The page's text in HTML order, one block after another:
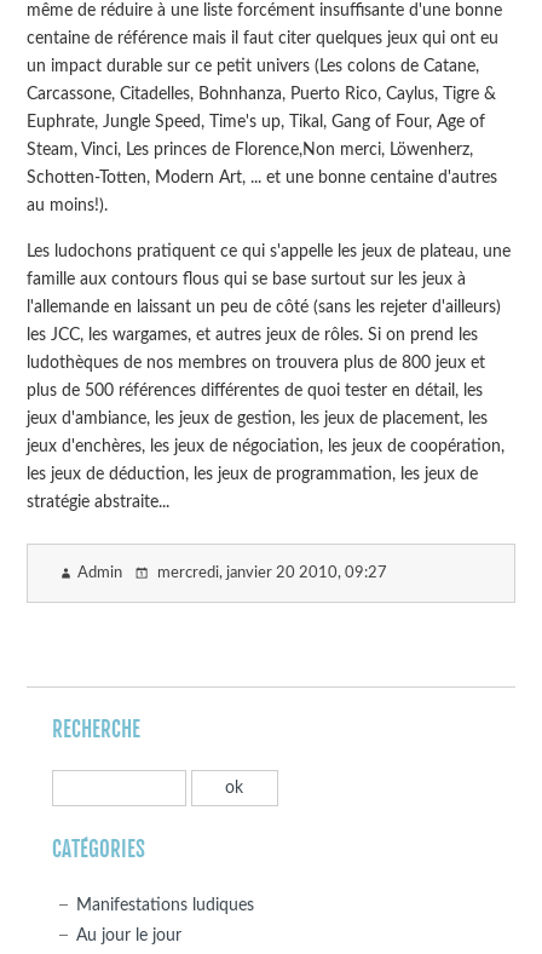
même de réduire à une liste forcément insuffisante d'une bonne
centaine de référence mais il faut citer quelques jeux qui ont eu
un impact durable sur ce petit univers (Les colons de Catane,
Carcassone, Citadelles, Bohnhanza, Puerto Rico, Caylus, Tigre &
Euphrate, Jungle Speed, Time's up, Tikal, Gang of Four, Age of
Steam, Vinci, Les princes de Florence,Non merci, Löwenherz,
Schotten-Totten, Modern Art, ... et une bonne centaine d'autres
au moins!).
Les ludochons pratiquent ce qui s'appelle les jeux de plateau, une
famille aux contours flous qui se base surtout sur les jeux à
l'allemande en laissant un peu de côté (sans les rejeter d'ailleurs)
les JCC, les wargames, et autres jeux de rôles. Si on prend les
ludothèques de nos membres on trouvera plus de 800 jeux et
plus de 500 références différentes de quoi tester en détail, les
jeux d'ambiance, les jeux de gestion, les jeux de placement, les
jeux d'enchères, les jeux de négociation, les jeux de coopération,
les jeux de déduction, les jeux de programmation, les jeux de
stratégie abstraite...
Admin mercredi, janvier 20 2010, 09:27
RECHERCHE
CATÉGORIES
Manifestations ludiques
Au jour le jour